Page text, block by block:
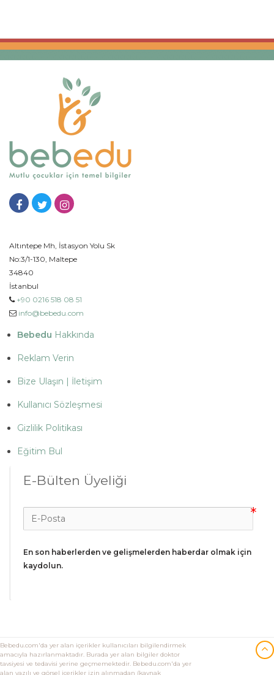
Altıntepe Mh, İstasyon Yolu Sk
No:3/1-130, Maltepe
34840
İstanbul
+90 0216 518 08 51
info@bebedu.com
Bebedu Hakkında
Reklam Verin
Bize Ulaşın | İletişim
Kullanıcı Sözleşmesi
Gizlilik Politikası
Eğitim Bul
E-Bülten Üyeliği
En son haberlerden ve gelişmelerden haberdar olmak için
kaydolun.
Bebedu.com'da yer alan içerikler kullanıcıları bilgilendirmek
amacıyla hazırlanmaktadır. Burada yer alan bilgiler doktor
tavsiyesi ve tedavisi yerine geçmemektedir. Bebedu.com'da yer
alan yazılı ve görsel içerikler izin alınmadan (kaynak